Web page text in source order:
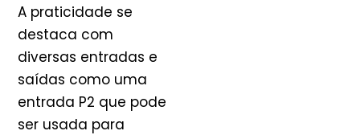
A praticidade se
destaca com
diversas entradas e
saídas como uma
entrada P2 que pode
ser usada para